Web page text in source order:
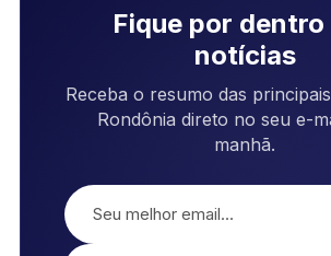
Fique por dentro
notícias
Receba o resumo das
Rondônia direto no seu e-
manhã.